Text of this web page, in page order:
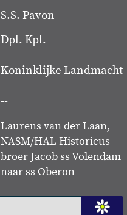
S.S. Pavon
Dpl. Kpl.
Koninklijke Landmacht
--
Laurens van der Laan,
NASM/HAL Historicus -
broer Jacob ss Volendam
naar ss Oberon